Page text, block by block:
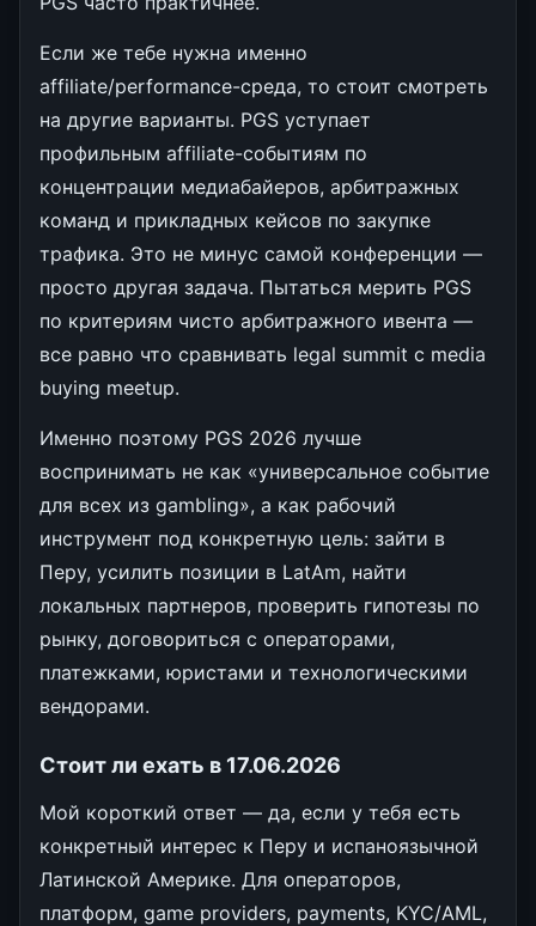
Если же тебе нужна именно
affiliate/performance-среда, то стоит смотреть
на другие варианты. PGS уступает
профильным affiliate-событиям по
концентрации медиабайеров, арбитражных
команд и прикладных кейсов по закупке
трафика. Это не минус самой конференции —
просто другая задача. Пытаться мерить PGS
по критериям чисто арбитражного ивента —
все равно что сравнивать legal summit с media
buying meetup.
Именно поэтому PGS 2026 лучше
воспринимать не как «универсальное событие
для всех из gambling», а как рабочий
инструмент под конкретную цель: зайти в
Перу, усилить позиции в LatAm, найти
локальных партнеров, проверить гипотезы по
рынку, договориться с операторами,
платежками, юристами и технологическими
вендорами.
Стоит ли ехать в 17.06.2026
Мой короткий ответ — да, если у тебя есть
конкретный интерес к Перу и испаноязычной
Латинской Америке. Для операторов,
платформ, game providers, payments, KYC/AML,